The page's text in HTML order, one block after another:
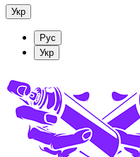
Укр
Рус
Укр